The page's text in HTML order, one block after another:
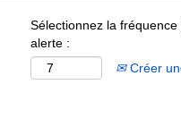
Sélectionnez la
alerte :
Créer